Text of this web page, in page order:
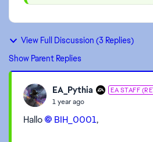
View Full Discussion (3 Replies)
Show Parent Replies
EA_Pythia EA STAFF
1 year ago
Hallo BIH_0001,